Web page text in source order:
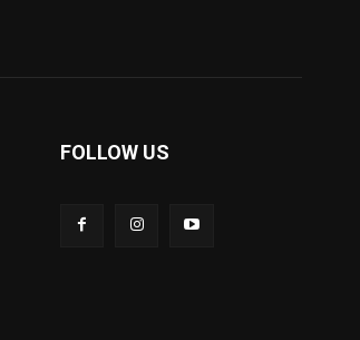
FOLLOW US